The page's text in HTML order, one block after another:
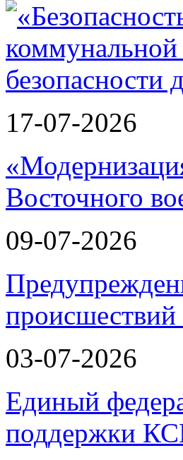
17-07-2026
Восточного
09-07-2026
03-07-2026
Единый
поддержки